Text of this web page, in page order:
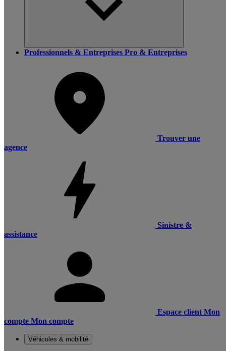
Professionnels & Entreprises Pro & Entreprises
Trouver une
agence
Sinistre &
assistance
Espace client Mon
compte Mon compte
Véhicules & mobilité